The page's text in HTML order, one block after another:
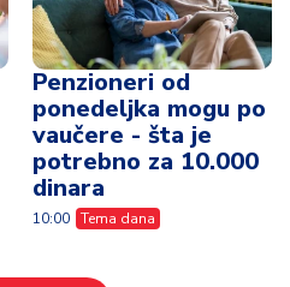
Penzioneri od
ponedeljka mogu po
vaučere - šta je
potrebno za 10.000
dinara
10:00 Tema dana